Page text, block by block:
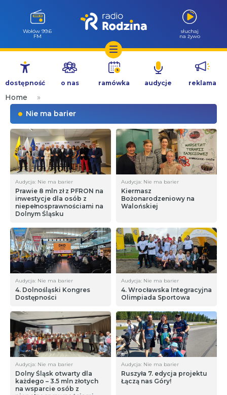
Przejdź
treści
Wołów 99.6
FM
słuchaj
na żywo
dostępność o nas ramówka audycje reklama
Home
»
Nie ma barier
Audycja: Nie ma barier
Prawie 8 mln zł z PFRON na
inwestycje dla osób z
niepełnosprawnościami na
Dolnym Śląsku
Audycja: Nie ma barier
Kiermasz
Bożonarodzeniowy na
Walońskiej
Audycja: Nie ma barier
4. Dolnośląski Kongres
Dostępności
Audycja: Nie ma barier
4. Wrocławska Integracyjna
Olimpiada Sportowa
Audycja: Nie ma barier
Dolny Śląsk otwarty dla
każdego – 3.5 mln złotych
na wsparcie osób z
Audycja: Nie ma barier
Ruszyła 7. edycja projektu
Łączą nas Góry!